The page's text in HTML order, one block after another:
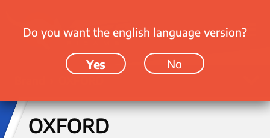
OXFORD
Do you want the english language version?
Yes No